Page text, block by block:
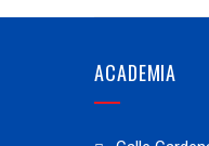
ACADEMIA